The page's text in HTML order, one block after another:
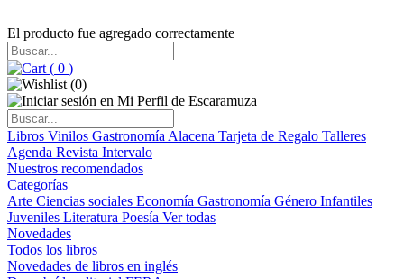
El producto fue agregado correctamente
( 0 )
(0)
Libros Vinilos Gastronomía Alacena Tarjeta de Regalo Talleres
Agenda Revista Intervalo
Nuestros recomendados
Categorías
Arte Ciencias sociales Economía Gastronomía Género Infantiles
Juveniles Literatura Poesía Ver todas
Novedades
Todos los libros
Novedades de libros en inglés